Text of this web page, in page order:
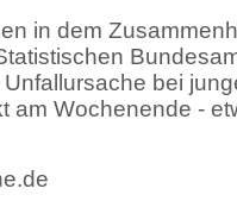
in dem
bei
am Wochenende -